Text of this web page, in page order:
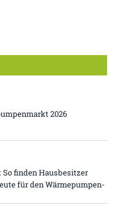
2026
finden Hausbesitzer
für den Wärmepumpen-